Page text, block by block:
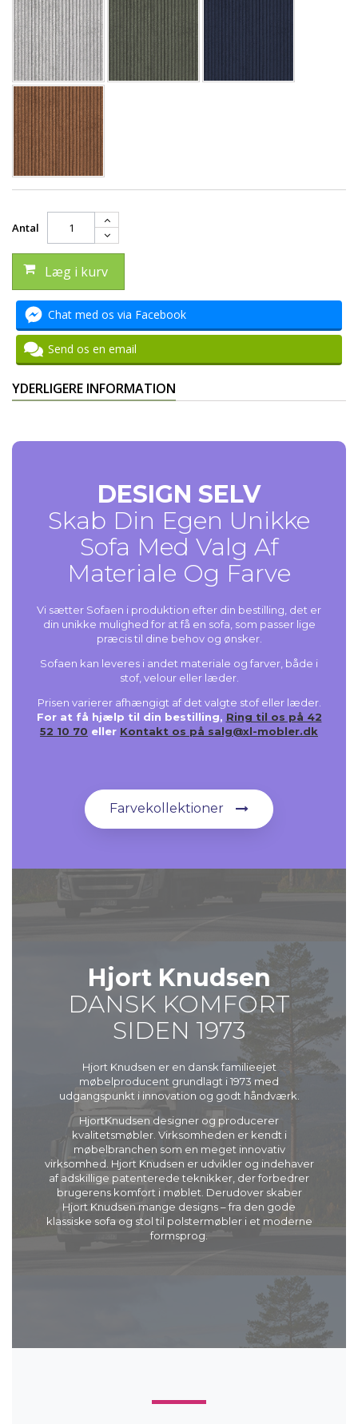
Antal
Læg i kurv
Chat med os via Facebook
Send os en email
YDERLIGERE INFORMATION
DESIGN SELV
Skab Din Egen Unikke
Sofa Med Valg Af
Materiale Og Farve
Vi sætter Sofaen i produktion efter din bestilling, det er
din unikke mulighed for at få en sofa, som passer lige
præcis til dine behov og ønsker.
Sofaen kan leveres i andet materiale og farver, både i
stof, velour eller læder.
Prisen varierer afhængigt af det valgte stof eller læder.
For at få hjælp til din bestilling, Ring til os på 42
52 10 70 eller Kontakt os på salg@xl-mobler.dk
Farvekollektioner
Hjort Knudsen
DANSK KOMFORT
SIDEN 1973
Hjort Knudsen er en dansk familieejet
møbelproducent grundlagt i 1973 med
udgangspunkt i innovation og godt håndværk.
HjortKnudsen designer og producerer
kvalitetsmøbler. Virksomheden er kendt i
møbelbranchen som en meget innovativ
virksomhed. Hjort Knudsen er udvikler og indehaver
af adskillige patenterede teknikker, der forbedrer
brugerens komfort i møblet. Derudover skaber
Hjort Knudsen mange designs – fra den gode
klassiske sofa og stol til polstermøbler i et moderne
formsprog.